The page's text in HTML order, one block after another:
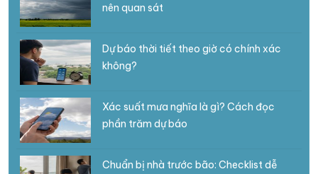
nên quan sát
Dự báo thời tiết theo giờ có chính xác
không?
Xác suất mưa nghĩa là gì? Cách đọc
phần trăm dự báo
Chuẩn bị nhà trước bão: Checklist dễ